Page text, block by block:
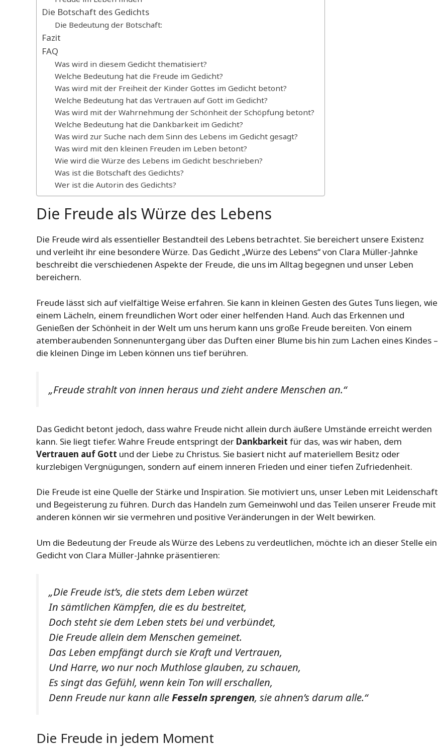
Die Botschaft des Gedichts
Die Bedeutung der Botschaft:
Fazit
FAQ
Was wird in diesem Gedicht thematisiert?
Welche Bedeutung hat die Freude im Gedicht?
Was wird mit der Freiheit der Kinder Gottes im Gedicht betont?
Welche Bedeutung hat das Vertrauen auf Gott im Gedicht?
Was wird mit der Wahrnehmung der Schönheit der Schöpfung betont?
Welche Bedeutung hat die Dankbarkeit im Gedicht?
Was wird zur Suche nach dem Sinn des Lebens im Gedicht gesagt?
Was wird mit den kleinen Freuden im Leben betont?
Wie wird die Würze des Lebens im Gedicht beschrieben?
Was ist die Botschaft des Gedichts?
Wer ist die Autorin des Gedichts?
Die Freude als Würze des Lebens
Die Freude wird als essentieller Bestandteil des Lebens betrachtet. Sie bereichert unsere Existenz
und verleiht ihr eine besondere Würze. Das Gedicht „Würze des Lebens“ von Clara Müller-Jahnke
beschreibt die verschiedenen Aspekte der Freude, die uns im Alltag begegnen und unser Leben
bereichern.
Freude lässt sich auf vielfältige Weise erfahren. Sie kann in kleinen Gesten des Gutes Tuns liegen, wie
einem Lächeln, einem freundlichen Wort oder einer helfenden Hand. Auch das Erkennen und
Genießen der Schönheit in der Welt um uns herum kann uns große Freude bereiten. Von einem
atemberaubenden Sonnenuntergang über das Duften einer Blume bis hin zum Lachen eines Kindes –
die kleinen Dinge im Leben können uns tief berühren.
„Freude strahlt von innen heraus und zieht andere Menschen an.“
Das Gedicht betont jedoch, dass wahre Freude nicht allein durch äußere Umstände erreicht werden
kann. Sie liegt tiefer. Wahre Freude entspringt der Dankbarkeit für das, was wir haben, dem
Vertrauen auf Gott und der Liebe zu Christus. Sie basiert nicht auf materiellem Besitz oder
kurzlebigen Vergnügungen, sondern auf einem inneren Frieden und einer tiefen Zufriedenheit.
Die Freude ist eine Quelle der Stärke und Inspiration. Sie motiviert uns, unser Leben mit Leidenschaft
und Begeisterung zu führen. Durch das Handeln zum Gemeinwohl und das Teilen unserer Freude mit
anderen können wir sie vermehren und positive Veränderungen in der Welt bewirken.
Um die Bedeutung der Freude als Würze des Lebens zu verdeutlichen, möchte ich an dieser Stelle ein
Gedicht von Clara Müller-Jahnke präsentieren:
„Die Freude ist’s, die stets dem Leben würzet
In sämtlichen Kämpfen, die es du bestreitet,
Doch steht sie dem Leben stets bei und verbündet,
Die Freude allein dem Menschen gemeinet.
Das Leben empfängt durch sie Kraft und Vertrauen,
Und Harre, wo nur noch Muthlose glauben, zu schauen,
Es singt das Gefühl, wenn kein Ton will erschallen,
Denn Freude nur kann alleFesseln sprengen, sie ahnen’s darum alle.“
Die Freude in jedem Moment